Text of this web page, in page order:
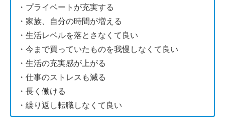
・プライベートが充実する
・家族、自分の時間が増える
・生活レベルを落とさなくて良い
・今まで買っていたものを我慢しなくて良い
・生活の充実感が上がる
・仕事のストレスも減る
・長く働ける
・繰り返し転職しなくて良い